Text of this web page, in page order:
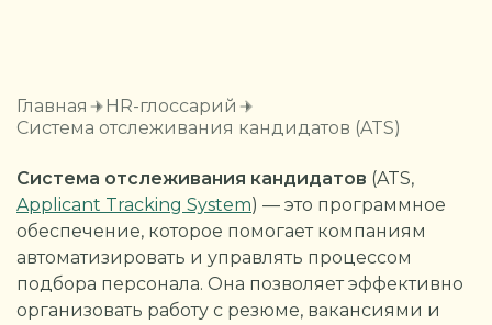
Главная
HR-глоссарий
Система отслеживания кандидатов (ATS)
Система отслеживания кандидатов (ATS,
Applicant Tracking System) — это программное
обеспечение, которое помогает компаниям
автоматизировать и управлять процессом
подбора персонала. Она позволяет эффективно
организовать работу с резюме, вакансиями и